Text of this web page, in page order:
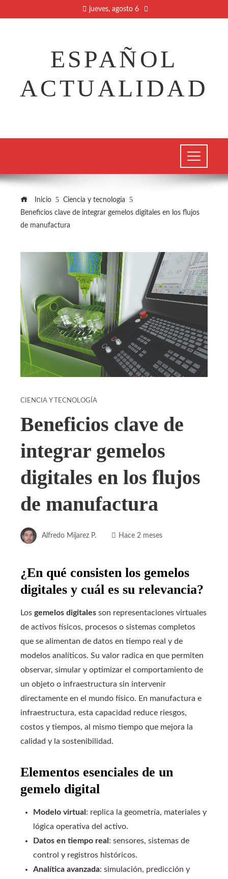
jueves, agosto 6
ESPAÑOL
ACTUALIDAD
Inicio
Ciencia y tecnología
Beneficios clave de integrar gemelos digitales en los flujos
de manufactura
CIENCIA Y TECNOLOGÍA
Beneficios clave de
integrar gemelos
digitales en los flujos
de manufactura
Alfredo Mijarez P. Hace 2 meses
¿En qué consisten los gemelos
digitales y cuál es su relevancia?
Los gemelos digitales son representaciones virtuales
de activos físicos, procesos o sistemas completos
que se alimentan de datos en tiempo real y de
modelos analíticos. Su valor radica en que permiten
observar, simular y optimizar el comportamiento de
un objeto o infraestructura sin intervenir
directamente en el mundo físico. En manufactura e
infraestructura, esta capacidad reduce riesgos,
costos y tiempos, al mismo tiempo que mejora la
calidad y la sostenibilidad.
Elementos esenciales de un
gemelo digital
Modelo virtual : replica la geometría, materiales y
lógica operativa del activo.
Datos en tiempo real : sensores, sistemas de
control y registros históricos.
Analítica avanzada: simulación, predicción y